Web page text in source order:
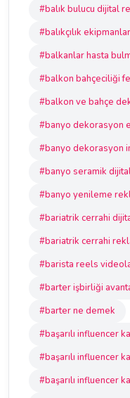
#balık bulucu dijital
#balıkçılık
#balkanlar hasta
#balkon bahçeciliği
#balkon ve bahçe
#banyo dekorasyon
#banyo dekorasyon
#banyo seramik
#banyo yenileme
#bariatrik cerrahi
#bariatrik cerrahi
#barista reels
#barter işbirliği
#barter ne demek
#başarılı influencer
#başarılı influencer
#başarılı influencer